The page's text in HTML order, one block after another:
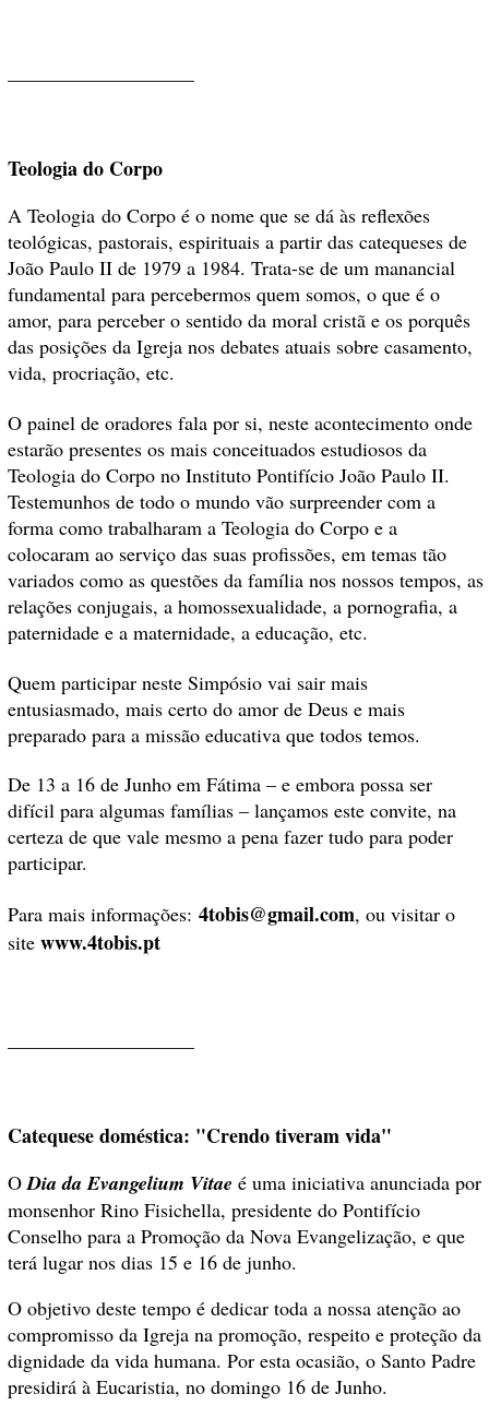
Teologia do Corpo
A Teologia do Corpo é o nome que se dá às reflexões
teológicas, pastorais, espirituais a partir das catequeses de
João Paulo II de 1979 a 1984. Trata-se de um manancial
fundamental para percebermos quem somos, o que é o
amor, para perceber o sentido da moral cristã e os porquês
das posições da Igreja nos debates atuais sobre casamento,
vida, procriação, etc.
O painel de oradores fala por si, neste acontecimento onde
estarão presentes os mais conceituados estudiosos da
Teologia do Corpo no Instituto Pontifício João Paulo II.
Testemunhos de todo o mundo vão surpreender com a
forma como trabalharam a Teologia do Corpo e a
colocaram ao serviço das suas profissões, em temas tão
variados como as questões da família nos nossos tempos, as
relações conjugais, a homossexualidade, a pornografia, a
paternidade e a maternidade, a educação, etc.
Quem participar neste Simpósio vai sair mais
entusiasmado, mais certo do amor de Deus e mais
preparado para a missão educativa que todos temos.
De 13 a 16 de Junho em Fátima – e embora possa ser
difícil para algumas famílias – lançamos este convite, na
certeza de que vale mesmo a pena fazer tudo para poder
participar.
Para mais informações: 4tobis@gmail.com, ou visitar o
site www.4tobis.pt
Catequese doméstica: "Crendo tiveram vida"
ODia da Evangelium Vitae é uma iniciativa anunciada por
monsenhor Rino Fisichella, presidente do Pontifício
Conselho para a Promoção da Nova Evangelização, e que
terá lugar nos dias 15 e 16 de junho.
O objetivo deste tempo é dedicar toda a nossa atenção ao
compromisso da Igreja na promoção, respeito e proteção da
dignidade da vida humana. Por esta ocasião, o Santo Padre
presidirá à Eucaristia, no domingo 16 de Junho.